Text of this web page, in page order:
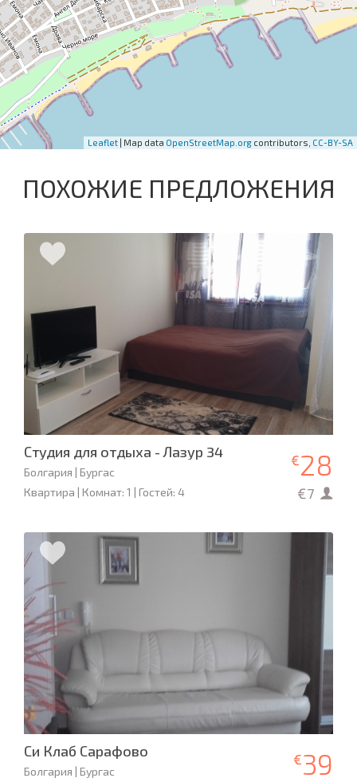
Leaflet | Map data OpenStreetMap.org contributors, CC-BY-SA
ПОХОЖИЕ ПРЕДЛОЖЕНИЯ
Студия для отдыха - Лазур 34
Болгария | Бургас
Квартира | Комнат: 1 | Гостей: 4
€28
€7
Си Клаб Сарафово
Болгария | Бургас
€39